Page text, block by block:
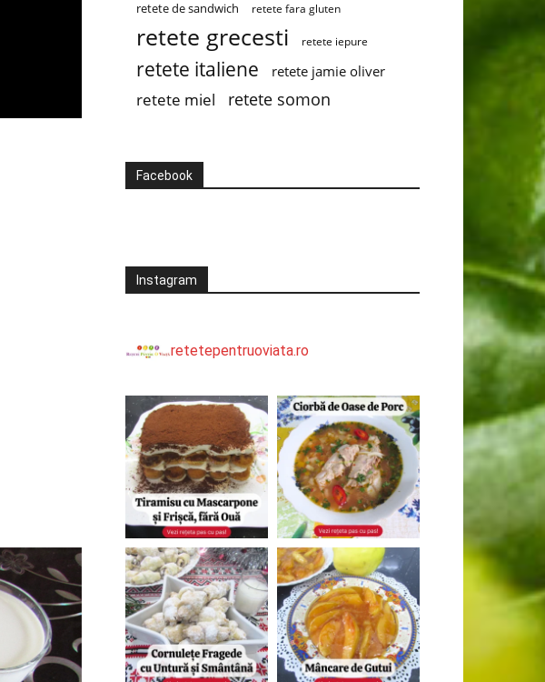
retete de sandwich retete fara gluten
retete grecesti retete iepure
retete italiene retete jamie oliver
retete miel retete somon
Facebook
Instagram
retetepentruoviata.ro